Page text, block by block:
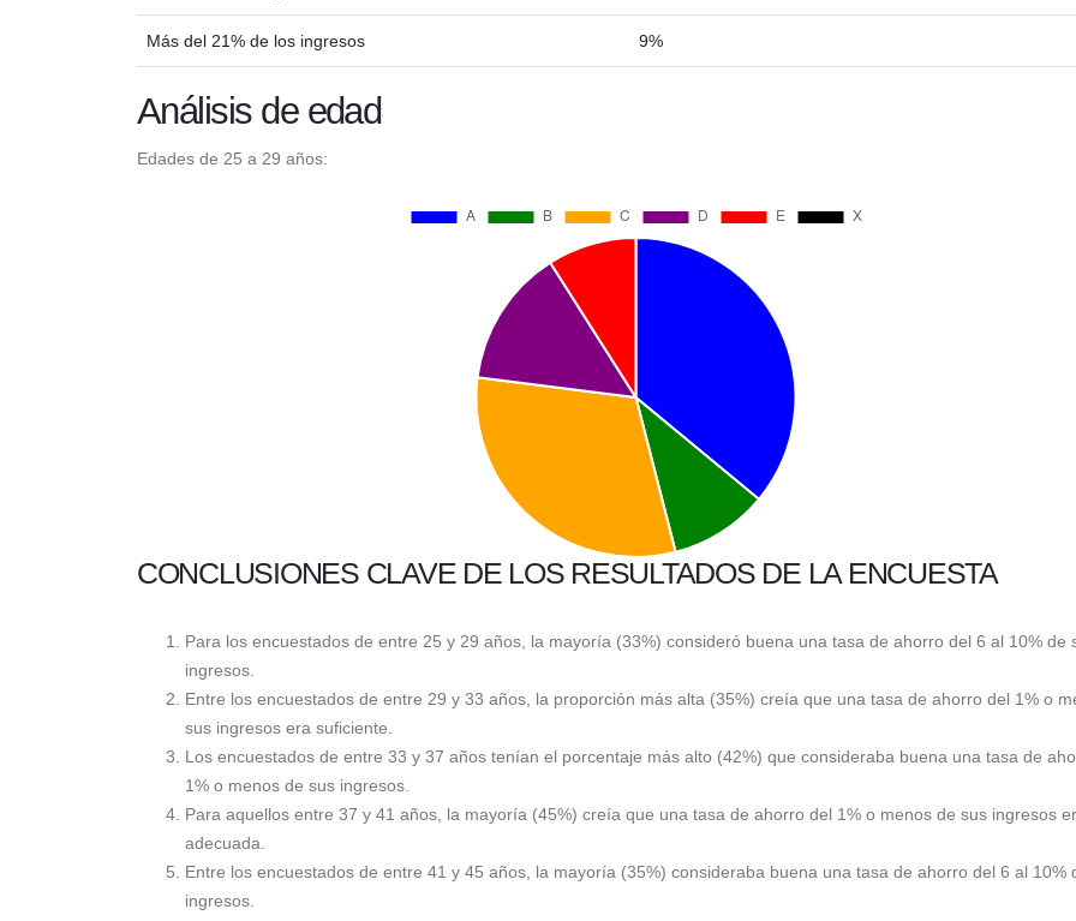
Más del 21% de los ingresos 9%
Análisis de edad
Edades de 25 a 29 años:
CONCLUSIONES CLAVE DE LOS RESULTADOS DE LA ENCUESTA
Para los encuestados de entre 25 y 29 años, la mayoría (33%) consideró buena una tasa de ahorro del 6 al 10% de
ingresos.
Entre los encuestados de entre 29 y 33 años, la proporción más alta (35%) creía que una tasa de ahorro del 1% o
sus ingresos era suficiente.
Los encuestados de entre 33 y 37 años tenían el porcentaje más alto (42%) que consideraba buena una tasa de
1% o menos de sus ingresos.
Para aquellos entre 37 y 41 años, la mayoría (45%) creía que una tasa de ahorro del 1% o menos de sus ingresos
adecuada.
Entre los encuestados de entre 41 y 45 años, la mayoría (35%) consideraba buena una tasa de ahorro del 6 al 10%
ingresos.